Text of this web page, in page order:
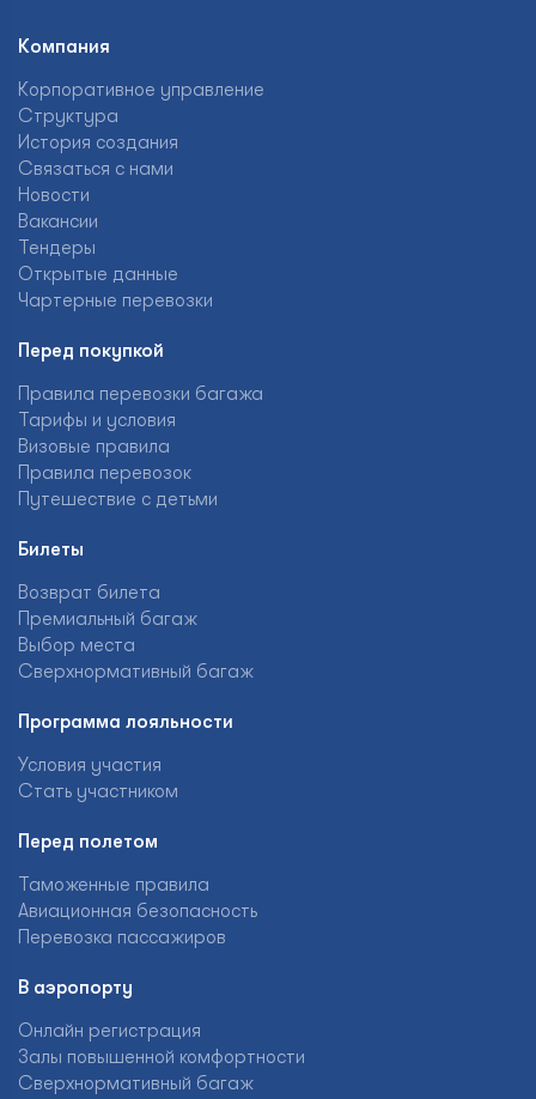
Компания
Корпоративное управление
Структура
История создания
Связаться с нами
Новости
Вакансии
Тендеры
Открытые данные
Чартерные перевозки
Перед покупкой
Правила перевозки багажа
Тарифы и условия
Визовые правила
Правила перевозок
Путешествие с детьми
Билеты
Возврат билета
Премиальный багаж
Выбор места
Сверхнормативный багаж
Программа лояльности
Условия участия
Стать участником
Перед полетом
Таможенные правила
Авиационная безопасность
Перевозка пассажиров
В аэропорту
Онлайн регистрация
Залы повышенной комфортности
Сверхнормативный багаж